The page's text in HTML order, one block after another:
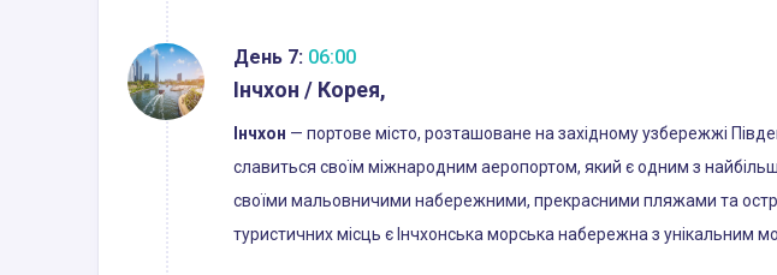
День 7: 06:00
Інчхон / Корея,
Інчхон — портове місто, розташоване на західному узбережжі
славиться своїм міжнародним аеропортом, який є одним з
своїми мальовничими набережними, прекрасними пляжами та
туристичних місць є Інчхонська морська набережна з унікальним